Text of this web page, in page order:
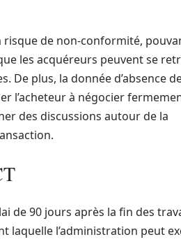
risque de non-conformité,
les acquéreurs peuvent se
plus, la donnée d’absence
l’acheteur à négocier
des discussions autour de la
de 90 jours après la fin des
laquelle l’administration peut